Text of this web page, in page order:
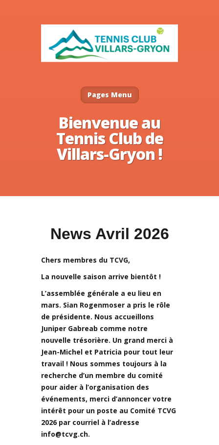
Pages Menu
Bienvenue au
Tennis Club de
Villars-Gryon !
News Avril 2026
Chers membres du TCVG,
La nouvelle saison arrive bientôt !
L’assemblée générale a eu lieu en
mars. Sian Rogenmoser a pris le rôle
de présidente. Nous accueillons
Juniper Gabreab comme notre
nouvelle trésorière. Un grand merci à
Jean-Michel et Patricia pour tout leur
travail ! Nous sommes toujours à la
recherche d’un membre du comité
pour aider à l’organisation des
événements, merci d’annoncer votre
intérêt pour un poste au Comité TCVG
2026 par courriel à l’adresse
info@tcvg.ch.